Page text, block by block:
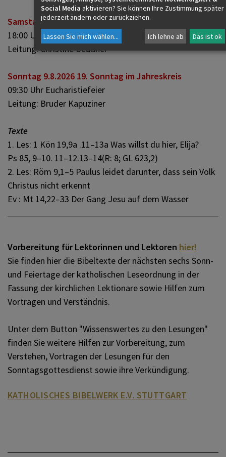
Samstag 8.8.2026
18:00 Uhr WortGottesFeier mit Kommunion
Leitung: Christine Deußner
Sonntag 9.8.2026 19. Sonntag im Jahreskreis
09:30 Uhr Eucharistiefeier
Leitung: Bruder Kapuziner
Texte
1. Les: 1 Kön 19,9a .11–13a Was willst du hier, Elija?
Ps 85, 9–10. 11–12.13–14(R: 8; GL 623,2)
2. Les: Röm 9,1–5 Paulus leidet darunter, dass sein Volk
Christus nicht erkennt
Ev : Mt 14,22–33 Der Gang Jesu auf dem Wasser
Vorbereitung für Lektorinnen und Lektoren hier!
Sie finden hier die Bibeltexte der nächsten sechs Sonn-
und Feiertage der katholischen Leseordnung in der
Fassung der kirchlichen Lektionare sowie Hilfen zum
Vortragen und Verständnis.
Unter dem Button "Wissenswertes zu den Lesungen"
finden Sie weitere Hilfen zur Vorbereitung, zum
Verstehen, Vortragen der Lesungen für den
Sonntagsgottesdienst sowie ihre Verkündigung.
KATHOLISCHES BIBELWERK E.V. STUTTGART
Social Media aktivieren? Sie können Ihre Zustimmung später
jederzeit ändern oder zurückziehen.
Lassen Sie mich wählen... Ich lehne ab Das ist ok